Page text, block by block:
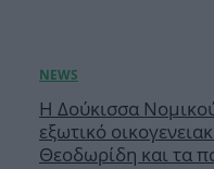
Η Δούκισσα
εξωτικό
Θεοδωρίδη και τα